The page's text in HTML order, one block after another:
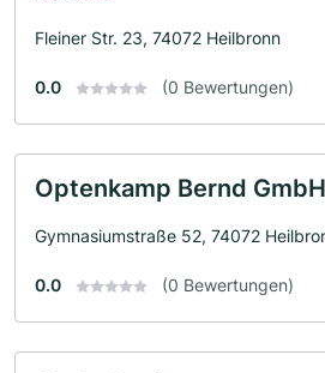
Fleiner Str. 23, 74072 Heilbronn
0.0 (0 Bewertungen)
Optenkamp Bernd GmbH
Gymnasiumstraße 52, 74072
0.0 (0 Bewertungen)